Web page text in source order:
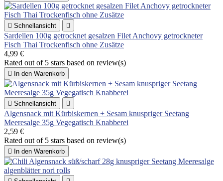
 Schnellansicht 
Sardellen 100g getrocknet gesalzen Filet Anchovy getrockneter
Fisch Thai Trockenfisch ohne Zusätze
4,99 €
Rated out of 5 stars based on review(s)
 In den Warenkorb
 Schnellansicht 
Algensnack mit Kürbiskernen + Sesam knuspriger Seetang
Meeresalge 35g Vegegatisch Knabberei
2,59 €
Rated out of 5 stars based on review(s)
 In den Warenkorb